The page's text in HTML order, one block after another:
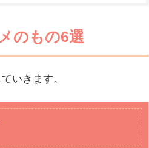
のもの6選
いきます。